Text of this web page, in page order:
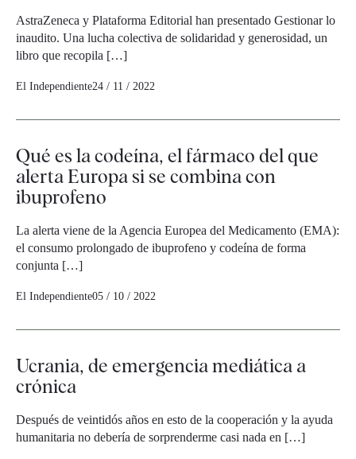
AstraZeneca y Plataforma Editorial han presentado Gestionar lo
inaudito. Una lucha colectiva de solidaridad y generosidad, un
libro que recopila […]
El Independiente24 / 11 / 2022
Qué es la codeína, el fármaco del que
alerta Europa si se combina con
ibuprofeno
La alerta viene de la Agencia Europea del Medicamento (EMA):
el consumo prolongado de ibuprofeno y codeína de forma
conjunta […]
El Independiente05 / 10 / 2022
Ucrania, de emergencia mediática a
crónica
Después de veintidós años en esto de la cooperación y la ayuda
humanitaria no debería de sorprenderme casi nada en […]